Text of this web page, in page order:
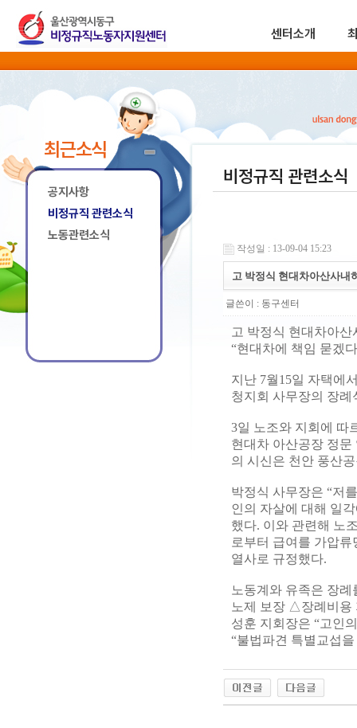
센터소개
최근소식
공지사항
비정규직 관련소식
노동관련소식
비정규직 관련소식
작성일 : 13-09-04 15:23
고 박정식 현대차아산사내
글쓴이 : 동구센터
고 박정식 현대차아
“현대차에 책임 묻겠다
지난 7월15일 자택에
청지회 사무장의 장
3일 노조와 지회에 따
현대차 아산공장 정
의 시신은 천안 풍산
박정식 사무장은 “저
인의 자살에 대해 일
했다. 이와 관련해 노
로부터 급여를 가압
열사로 규정했다.
노동계와 유족은 장
노제 보장 △장례비용
성훈 지회장은 “고인
“불법파견 특별교섭